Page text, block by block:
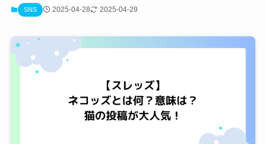
SNS 2025-04-28 2025-04-29